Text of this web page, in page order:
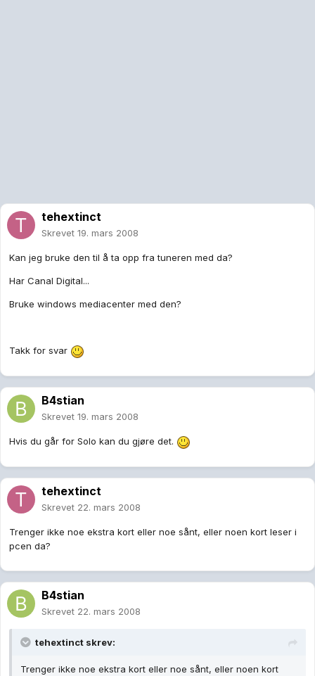
tehextinct
Skrevet 19. mars 2008
Kan jeg bruke den til å ta opp fra tuneren med da?
Har Canal Digital...
Bruke windows mediacenter med den?
Takk for svar
B4stian
Skrevet 19. mars 2008
Hvis du går for Solo kan du gjøre det.
tehextinct
Skrevet 22. mars 2008
Trenger ikke noe ekstra kort eller noe sånt, eller noen kort leser i
pcen da?
B4stian
Skrevet 22. mars 2008
tehextinct skrev:
Trenger ikke noe ekstra kort eller noe sånt, eller noen kort